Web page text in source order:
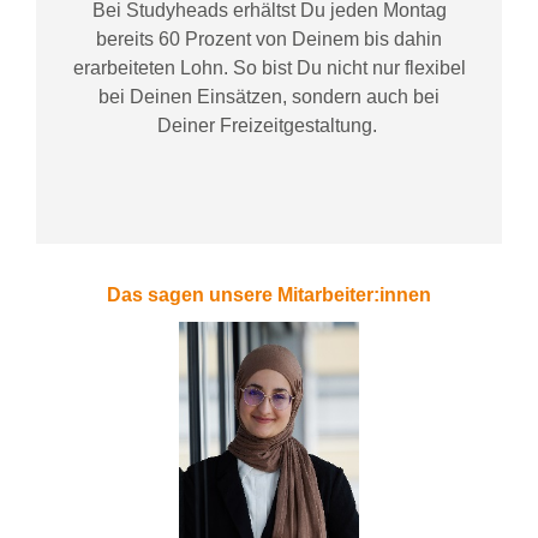
Bei Studyheadserhältst Du jeden Montag
bereits 60 Prozent von Deinem bis dahin
erarbeiteten Lohn. So bist Du nicht nur flexibel
bei Deinen Einsätzen, sondern auch bei
DeinerFreizeitgestaltung.
Das sagen unsere Mitarbeiter:innen